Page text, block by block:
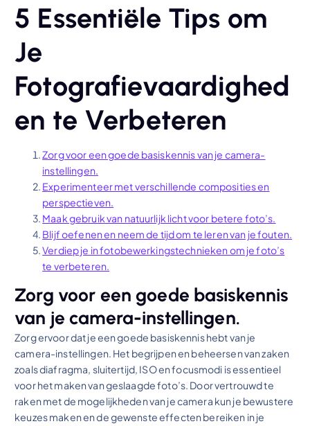
5 Essentiële Tips om
Je
Fotografievaardighed
en te Verbeteren
Zorg voor een goede basiskennis van je camera-
instellingen.
Experimenteer met verschillende composities en
perspectieven.
Maak gebruik van natuurlijk licht voor betere foto’s.
Blijf oefenen en neem de tijd om te leren van je fouten.
Verdiep je in fotobewerkingstechnieken om je foto’s
te verbeteren.
Zorg voor een goede basiskennis
van je camera-instellingen.
Zorg ervoor dat je een goede basiskennis hebt van je
camera-instellingen. Het begrijpen en beheersen van zaken
zoals diafragma, sluitertijd, ISO en focusmodi is essentieel
voor het maken van geslaagde foto’s. Door vertrouwd te
raken met de mogelijkheden van je camera kun je bewustere
keuzes maken en de gewenste effecten bereiken in je